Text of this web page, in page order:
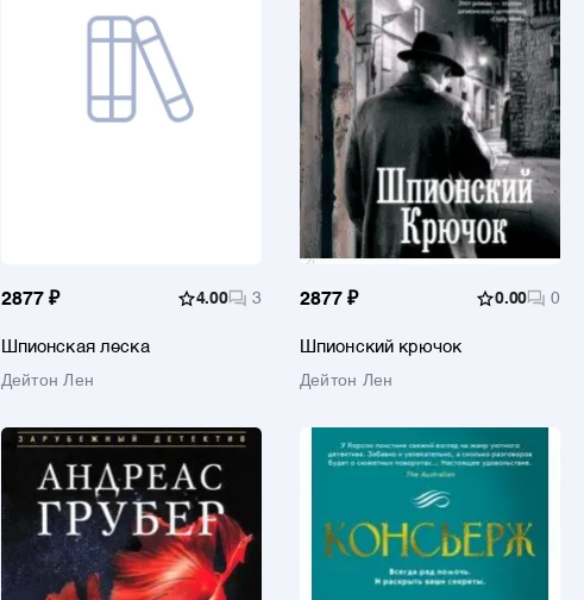
2877 ₽ 4.00 3
Шпионская леска
Дейтон Лен
2877 ₽ 0.00 0
Шпионский крючок
Дейтон Лен